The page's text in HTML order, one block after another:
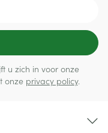
u zich in voor onze
onze privacy policy.